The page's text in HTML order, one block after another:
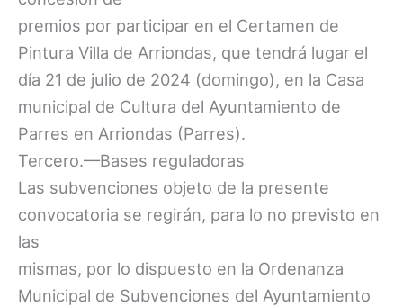
premios por participar en el Certamen de
Pintura Villa de Arriondas, que tendrá lugar el
día 21 de julio de 2024 (domingo), en la Casa
municipal de Cultura del Ayuntamiento de
Parres en Arriondas (Parres).
Tercero.—Bases reguladoras
Las subvenciones objeto de la presente
convocatoria se regirán, para lo no previsto en
las
mismas, por lo dispuesto en la Ordenanza
Municipal de Subvenciones del Ayuntamiento